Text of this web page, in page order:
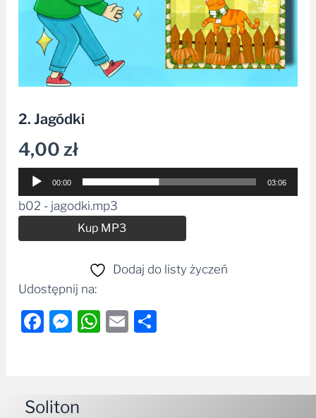
2. Jagódki
4,00zł
Odtwarzacz
plików
dźwiękowych
00:00 03:06
b02 - jagodki.mp3
Kup MP3
Dodaj do listy życzeń
Udostępnij na:
Facebook
Messenger
WhatsApp
Email
Soliton